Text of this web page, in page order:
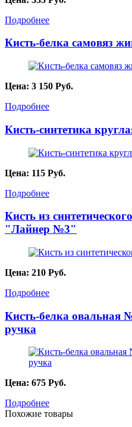
Подробнее
Кисть-белка самовяз
Цена: 3 150 Руб.
Подробнее
Кисть-синтетика
Цена: 115 Руб.
Подробнее
Кисть из
"Лайнер №3"
Цена: 210 Руб.
Подробнее
Кисть-белка овальная
ручка
Цена: 675 Руб.
Подробнее
Похожие товары